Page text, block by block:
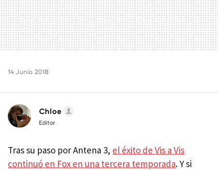
14 Junio 2018
Chloe
Editor
Tras su paso por Antena 3, el éxito de Vis a Vis
continuó en Fox en una tercera temporada. Y si